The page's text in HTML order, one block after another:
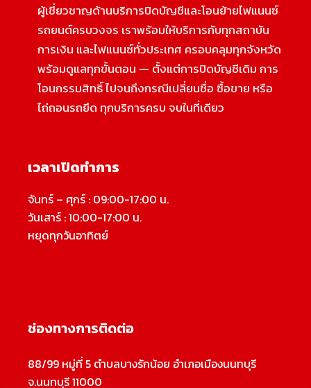
ผู้เชี่ยวชาญด้านบริการปิดบัญชีและโอนย้ายไฟแนนซ์
รถยนต์ครบวงจร เราพร้อมให้บริการกับทุกสถาบัน
การเงิน และไฟแนนซ์ทั่วประเทศ ครอบคลุมทุกจังหวัด
พร้อมดูแลทุกขั้นตอน — ตั้งแต่การปิดบัญชีเดิม การ
โอนกรรมสิทธิ์ ไปจนถึงกรณีเปลี่ยนชื่อ ซื้อขาย หรือ
ไถ่ถอนรถยึด ทุกบริการครบ จบในที่เดียว
เวลาเปิดทำการ
จันทร์ – ศุกร์ : 09:00-17:00 น.
วันเสาร์ : 10:00-17:00 น.
หยุดทุกวันอาทิตย์
ช่องทางการติดต่อ
88/99 หมู่ที่ 5 ตำบลบางรักน้อย อำเภอเมืองนนทบุรี
จ.นนทบุรี 11000